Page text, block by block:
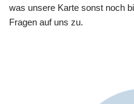
was unsere Karte sonst noch
Fragen auf uns zu.